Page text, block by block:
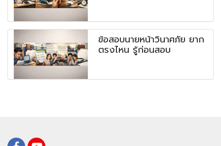
ข้อสอบนายหน้าวินาศภัย ยาก
ตรงไหน รู้ก่อนสอบ